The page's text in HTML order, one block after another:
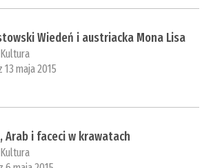
Wiedeń i austriacka Mona Lisa
Kultura
13 maja 2015
Arab i faceci w krawatach
Kultura